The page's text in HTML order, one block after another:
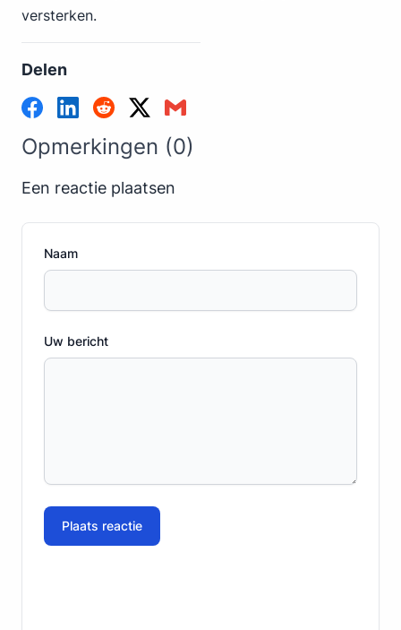
versterken.
Delen
Opmerkingen (0)
Een reactie plaatsen
Naam
Uw bericht
Plaats reactie